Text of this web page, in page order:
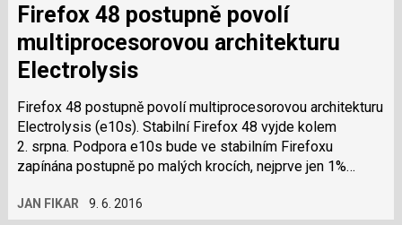
Firefox 48 postupně povolí
multiprocesorovou architekturu
Electrolysis
Firefox 48 postupně povolí multiprocesorovou architekturu
Electrolysis (e10s). Stabilní Firefox 48 vyjde kolem
2. srpna. Podpora e10s bude ve stabilním Firefoxu
zapínána postupně po malých krocích, nejprve jen 1%
JAN FIKAR 9. 6. 2016